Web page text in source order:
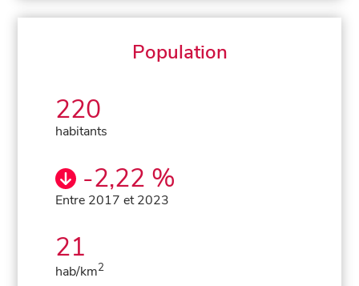
Population
220
habitants
-2,22 %
Entre 2017 et 2023
21
hab/km2